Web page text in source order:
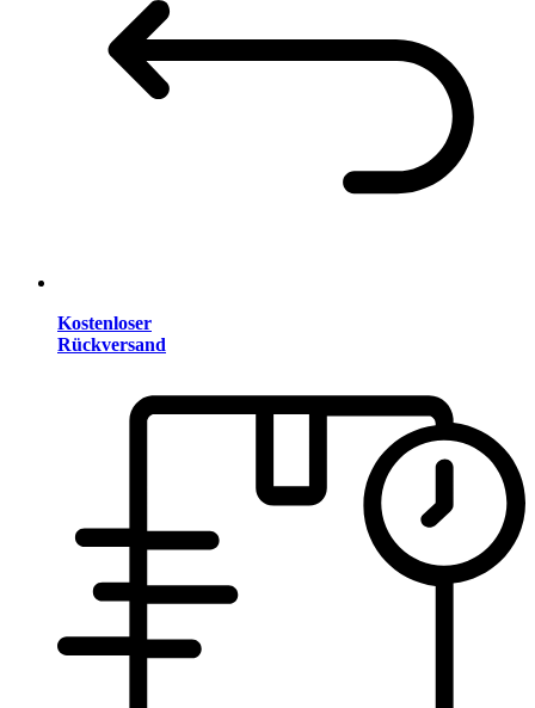
Kostenloser
Rückversand